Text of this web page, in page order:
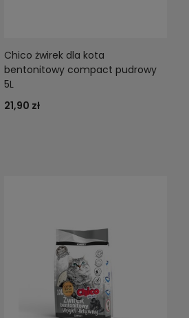
Chico żwirek dla kota
bentonitowy compact pudrowy
5L
21,90 zł